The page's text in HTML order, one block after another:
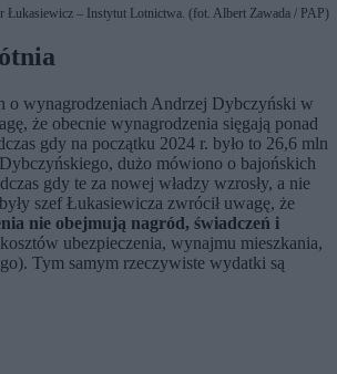
Łukasiewicz – Instytut Lotnictwa. (fot. Albert Zawada / PAP)
o wynagrodzeniach Andrzej Dybczyński w
że obecnie wynagrodzenia sięgają ponad
gdy na początku 2024 r. było to 26,6 mln
dużo mówiono o bajońskich
gdy te za nowej władzy wzrosły, a nie
szef Łukasiewicza zwrócił uwagę, że
nie obejmują nagród, świadczeń i
ubezpieczenia, wynajmu mieszkania,
Tym samym rzeczywiste wydatki są